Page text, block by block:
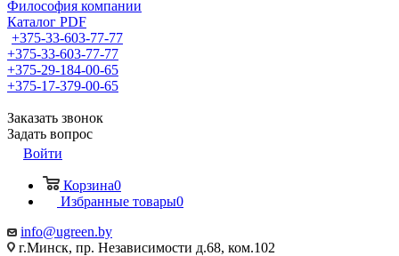
Философия компании
Каталог PDF
+375-33-603-77-77
+375-33-603-77-77
+375-29-184-00-65
+375-17-379-00-65
Заказать звонок
Задать вопрос
Войти
Корзина0
Избранные товары0
info@ugreen.by
г.Минск, пр. Независимости д.68, ком.102